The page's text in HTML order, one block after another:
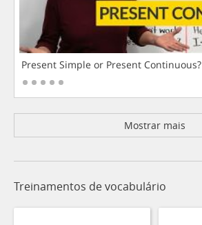
Present Simple or Present Continuous?
Mostrar mais
Treinamentos de vocabulário